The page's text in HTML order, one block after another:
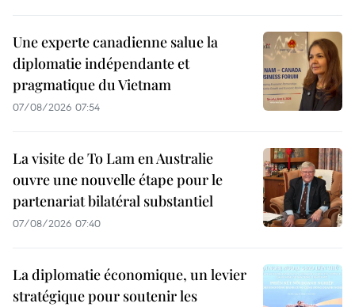
Une experte canadienne salue la
diplomatie indépendante et
pragmatique du Vietnam
07/08/2026 07:54
La visite de To Lam en Australie
ouvre une nouvelle étape pour le
partenariat bilatéral substantiel
07/08/2026 07:40
La diplomatie économique, un levier
stratégique pour soutenir les